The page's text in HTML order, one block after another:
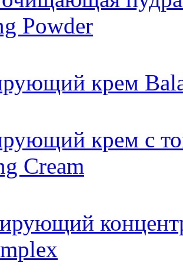
Powder
крем
крем с
Cream